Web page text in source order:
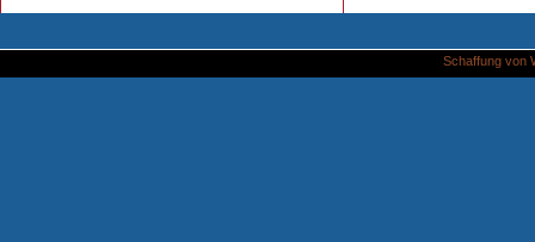
Schaffung von